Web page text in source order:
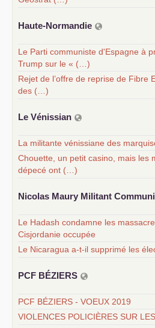
Haute-Normandie
Le Parti communiste d'Espagne à
Trump sur le « (…)
Rejet de l’offre de reprise de Fibre
des (…)
Le Vénissian
La militante vénissiane des
Chouette, un petit casino, mais les
dépecé ont (…)
Nicolas Maury Militant
Le Hadash condamne les
Cisjordanie occupée
Le Nicaragua a-t-il supprimé les
PCF BÉZIERS
PCF BÉZIERS - VOEUX 2019
VIOLENCES POLICIÈRES SUR